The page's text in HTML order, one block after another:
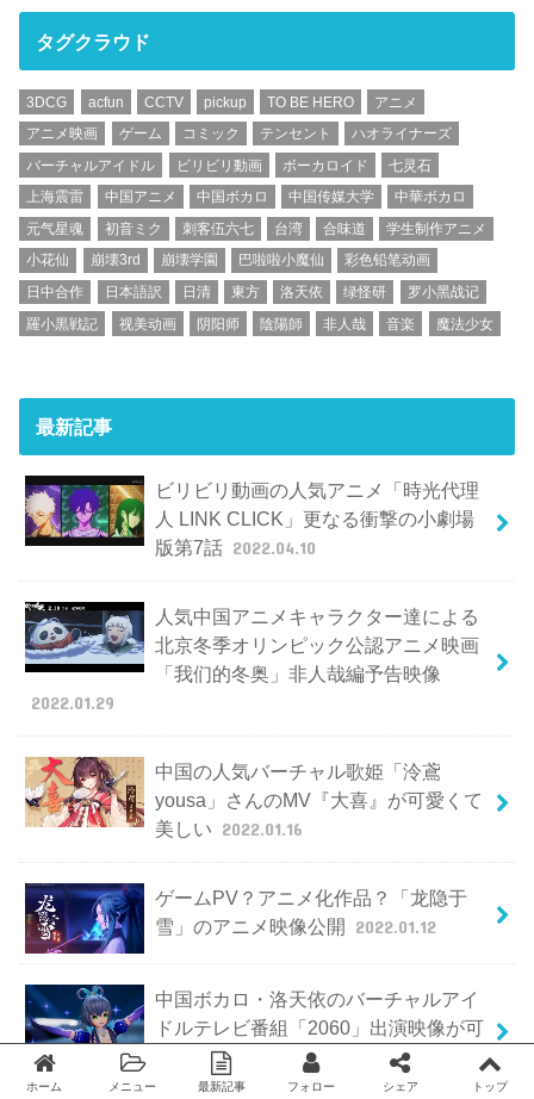
タグクラウド
3DCG acfun CCTV pickup TO BE HERO
アニメ
アニメ映画
ゲーム コミック テンセント
ハオライナーズ
バーチャルアイドル
ビリビリ動画 ボーカロイド
七灵石
上海震雷
中国アニメ 中国ボカロ 中国传媒大学
中華ボカロ
元气星魂
初音ミク 刺客伍六七 台湾 合味道
学生制作アニメ
小花仙
崩壊3rd 崩壊学園 巴啦啦小魔仙
彩色铅笔动画
日中合作
日本語訳 日清 東方 洛天依 绿怪研
罗小黑战记
羅小黒戦記
视美动画 阴阳师 陰陽師 非人哉 音楽 魔法少女
最新記事
ビリビリ動画の人気アニメ「時光代理
人 LINK CLICK」更なる衝撃の小劇場
版第7話 2022.04.10
人気中国アニメキャラクター達による
北京冬季オリンピック公認アニメ映画
「我们的冬奥」非人哉編予告映像
2022.01.29
中国の人気バーチャル歌姫「泠鳶
yousa」さんのMV『大喜』が可愛くて
美しい 2022.01.16
ゲームPV？アニメ化作品？「龙隐于
雪」のアニメ映像公開 2022.01.12
中国ボカロ・洛天依のバーチャルアイ
ドルテレビ番組「2060」出演映像が可
2022.01.10
ホーム メニュー 最新記事 フォロー シェア トップ
Twitter facebook